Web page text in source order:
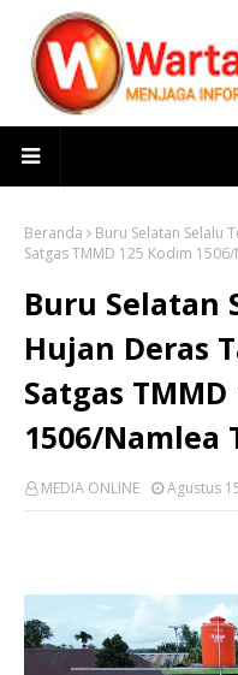
Beranda
Buru Selatan Selalu
Satgas TMMD 125 Kodim
Buru Selatan
Hujan Deras
Satgas
1506/Namlea
MEDIA ONLINE Agustus